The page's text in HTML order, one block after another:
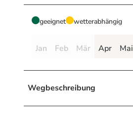
geeignet wetterabhängig
Jan Feb Mär Apr Mai
Wegbeschreibung